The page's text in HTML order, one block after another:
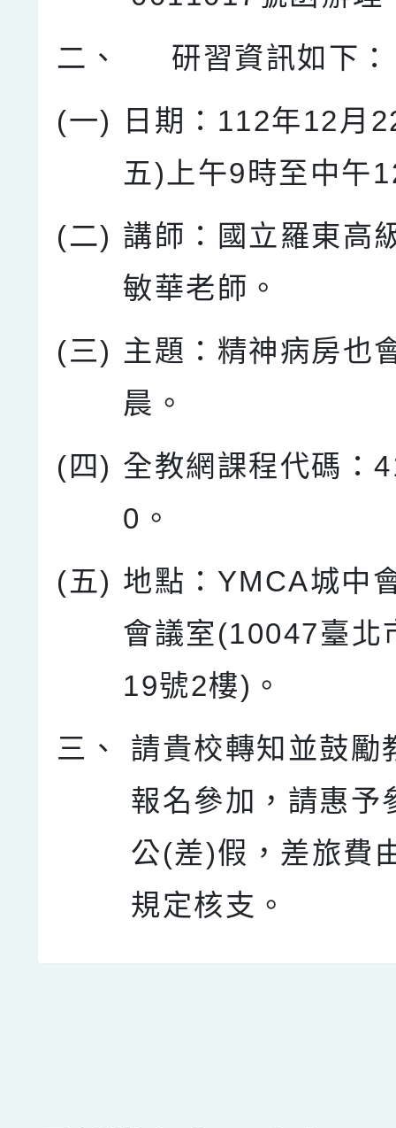
二、
研習資訊如下：
(一)
日期：112年12月
五)上午9時至中午
(二) 講師：國立羅東高
敏華老師。
(三) 主題：精神病房也
晨。
(四) 全教網課程代碼：
0。
(五) 地點：YMCA城中
會議室(10047臺北
19號2樓)。
三、
請貴校轉知並鼓勵
報名參加，請惠予
公(差)假，差旅費
規定核支。